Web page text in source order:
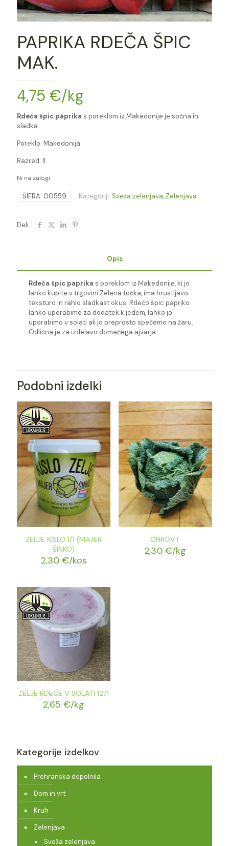
PAPRIKA RDEČA ŠPIC
MAK.
4,75 €/kg
Rdeča špic paprika s poreklom iz Makedonije je sočna in
sladka.
Poreklo: Makedonija
Razred: II
Ni na zalogi
ŠIFRA: 00559 Kategoriji: Sveža zelenjava, Zelenjava
Deli
Opis
Rdeča špic paprikas poreklom iz Makedonije, ki jo
lahko kupite v trgovini Zelena točka, ima hrustljavo
teksturo in rahlo sladkast okus. Rdečo špic papriko
lahko uporabimo za dodatek k jedem, lahko jo
uporabimo v solati ali jo preprosto spečemo na žaru.
Odlična je za izdelavo domačega ajvarja.
Podobni izdelki
ZELJE KISLO 1/1 (MAJER
ŠINKO)
2,30 €/kos
OHROVT
2,30€/kg
ZELJE RDEČE V SOLATI 12/1
2,65€/kg
Kategorije izdelkov
Prehranska dopolnila
Dom in vrt
Kruh
Zelenjava
Sveža zelenjava